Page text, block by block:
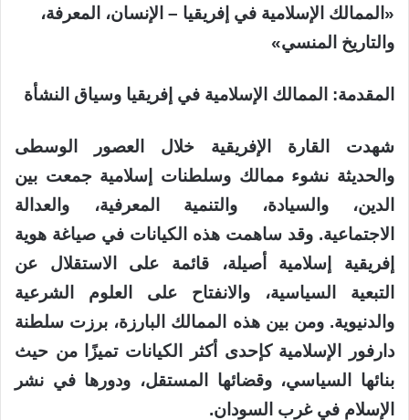
«الممالك الإسلامية في إفريقيا – الإنسان، المعرفة،
والتاريخ المنسي»
المقدمة: الممالك الإسلامية في إفريقيا وسياق النشأة
شهدت القارة الإفريقية خلال العصور الوسطى
والحديثة نشوء ممالك وسلطنات إسلامية جمعت بين
الدين، والسيادة، والتنمية المعرفية، والعدالة
الاجتماعية. وقد ساهمت هذه الكيانات في صياغة هوية
إفريقية إسلامية أصيلة، قائمة على الاستقلال عن
التبعية السياسية، والانفتاح على العلوم الشرعية
والدنيوية. ومن بين هذه الممالك البارزة، برزت سلطنة
دارفور الإسلامية كإحدى أكثر الكيانات تميزًا من حيث
بنائها السياسي، وقضائها المستقل، ودورها في نشر
الإسلام في غرب السودان.